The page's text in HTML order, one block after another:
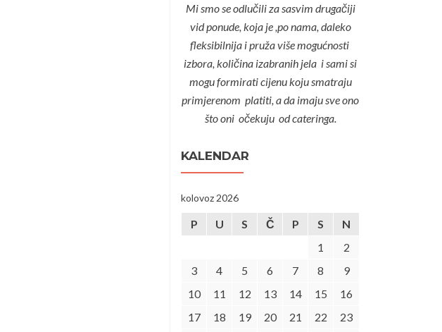
Mi smo se odlučili za sasvim drugačiji
vid ponude, koja je ,po nama, daleko
fleksibilnija i pruža više mogućnosti
izbora, količina izabranih jela i sami si
mogu formirati cijenu koju smatraju
primjerenom platiti, a da imaju sve ono
što oni očekuju od cateringa.
KALENDAR
kolovoz 2026
P U S Č P S
N
1
2
3
4 5 6 7 8
9
10
11 12 13 14 15
16
17
18 19 20 21 22
23